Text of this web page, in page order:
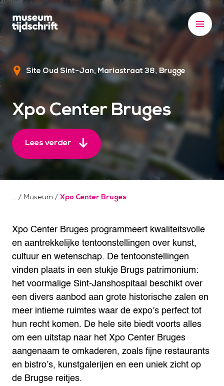
S
k
i
p
t
o
c
e
Site Oud Sint-Jan, Mariastraat 38 Brugge
Xpo Center Bruges
Lees verder
/ Museum / Xpo Center Bruges
Xpo Center Bruges programmeert kwaliteitsvolle
en aantrekkelijke tentoonstellingen over kunst,
cultuur en wetenschap. De tentoonstellingen
vinden plaats in een stukje Brugs patrimonium:
het voormalige Sint-Janshospitaal beschikt over
een divers aanbod aan grote historische zalen en
meer intieme ruimtes waar de expo’s perfect tot
hun recht komen. De hele site biedt voorts alles
om een uitstap naar het Xpo Center Bruges
aangenaam te omkaderen, zoals fijne restaurants
en bistro’s, kunstgalerijen en een uniek zicht op
de Brugse reitjes.